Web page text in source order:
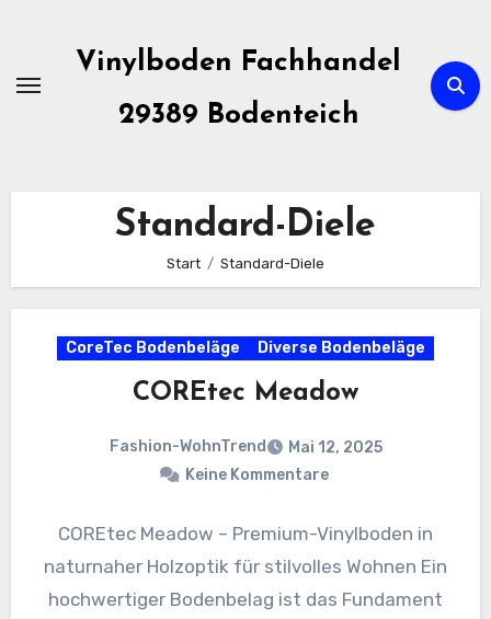
springen
Vinylboden Fachhandel
29389 Bodenteich
Standard-Diele
Start Standard-Diele
CoreTec Bodenbeläge Diverse Bodenbeläge
COREtec Meadow
Fashion-WohnTrend
Mai 12, 2025
Keine Kommentare
COREtec Meadow – Premium-Vinylboden in
naturnaher Holzoptik für stilvolles Wohnen Ein
hochwertiger Bodenbelag ist das Fundament